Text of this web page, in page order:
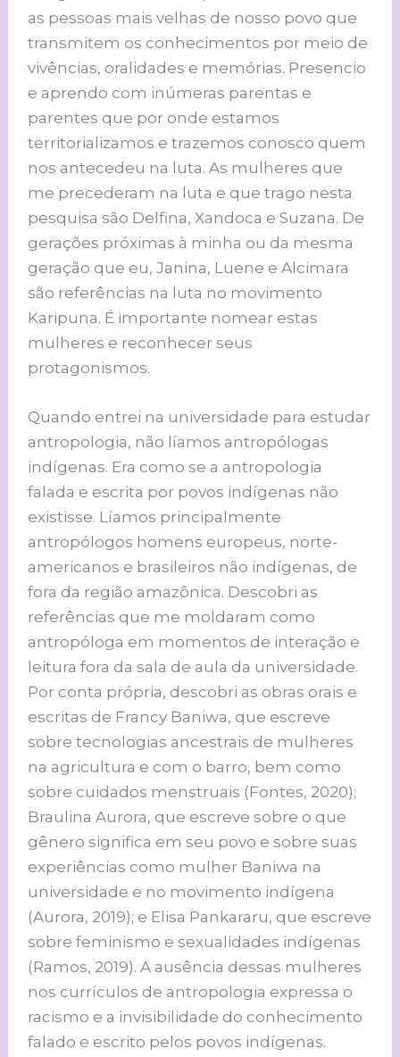
as pessoas mais velhas de nosso povo que
transmitem os conhecimentos por meio de
vivências, oralidades e memórias. Presencio
e aprendo com inúmeras parentas e
parentes que por onde estamos
territorializamos e trazemos conosco quem
nos antecedeu na luta. As mulheres que
me precederam na luta e que trago nesta
pesquisa são Delfina, Xandoca e Suzana. De
gerações próximas à minha ou da mesma
geração que eu, Janina, Luene e Alcimara
são referências na luta no movimento
Karipuna. É importante nomear estas
mulheres e reconhecer seus
protagonismos.
Quando entrei na universidade para estudar
antropologia, não líamos antropólogas
indígenas. Era como se a antropologia
falada e escrita por povos indígenas não
existisse. Líamos principalmente
antropólogos homens europeus, norte-
americanos e brasileiros não indígenas, de
fora da região amazônica. Descobri as
referências que me moldaram como
antropóloga em momentos de interação e
leitura fora da sala de aula da universidade.
Por conta própria, descobri as obras orais e
escritas de Francy Baniwa, que escreve
sobre tecnologias ancestrais de mulheres
na agricultura e com o barro, bem como
sobre cuidados menstruais (Fontes, 2020);
Braulina Aurora, que escreve sobre o que
gênero significa em seu povo e sobre suas
experiências como mulher Baniwa na
universidade e no movimento indígena
(Aurora, 2019); e Elisa Pankararu, que escreve
sobre feminismo e sexualidades indígenas
(Ramos, 2019). A ausência dessas mulheres
nos currículos de antropologia expressa o
racismo e a invisibilidade do conhecimento
falado e escrito pelos povos indígenas.